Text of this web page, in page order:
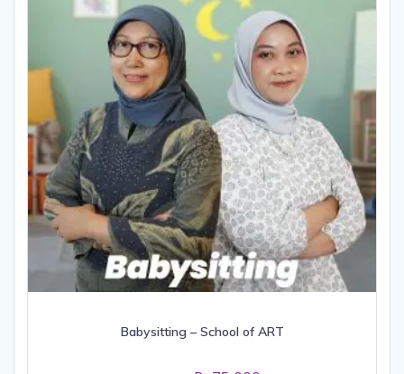
Babysitting – School of ART